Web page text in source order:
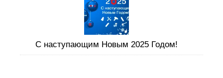
C наступающим Новым 2025 Годом!